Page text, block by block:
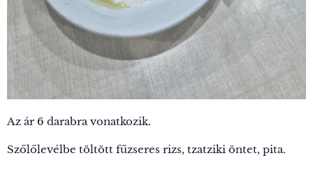
Az ár 6 darabra vonatkozik.
Szőlőlevélbe töltött fűzseres rizs, tzatziki öntet, pita.